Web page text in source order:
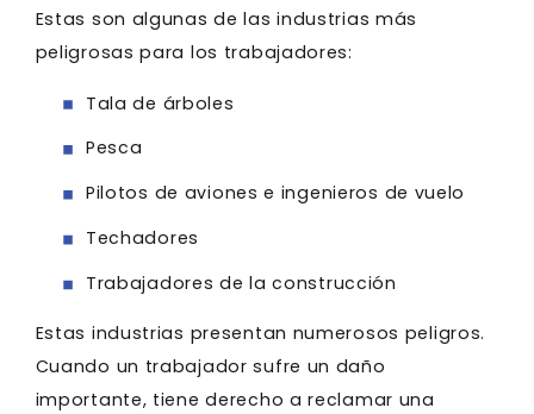
Estas son algunas de las industrias más
peligrosas para los trabajadores:
Tala de árboles
Pesca
Pilotos de aviones e ingenieros de vuelo
Techadores
Trabajadores de la construcción
Estas industrias presentan numerosos peligros.
Cuando un trabajador sufre un daño
importante, tiene derecho a reclamar una